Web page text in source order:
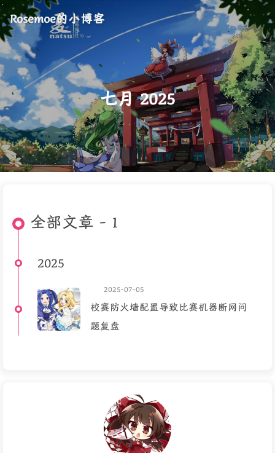
Rosemoe的小博客
七月 2025
全部文章 - 1
2025
2025-07-05
校赛防火墙配置导致比赛机器断网问
题复盘